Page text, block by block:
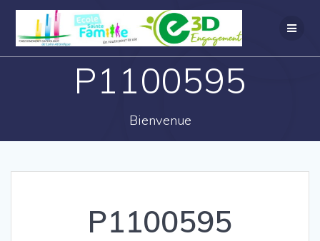
P1100595
Bienvenue
P1100595